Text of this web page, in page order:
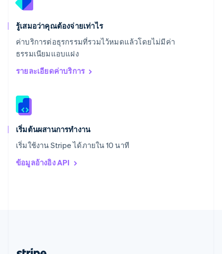
รู้เสมอว่าคุณต้องจ่ายเท่าไร
ค่าบริการต่อธุรกรรมที่รวมไว้หมดแล้วโดยไม่มีค่า
ธรรมเนียมแอบแฝง
รายละเอียดค่าบริการ
เริ่มต้นผสานการทำงาน
เริ่มใช้งาน Stripe ได้ภายใน 10 นาที
ข้อมูลอ้างอิง API
Svenska
EnglishEspañol简体中文
สหรัฐอาหรับเอมิเรตส์
English
สหราชอาณาจักร
English
สิงคโปร์
ออสเตรเลีย
English
DeutschEnglish
อิตาลี
ItalianoEnglish